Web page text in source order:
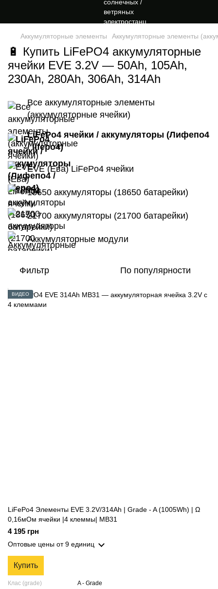
Аккумуляторные элементы Аккумуляторные элементы
🔋 Купить LiFePO4 аккумуляторные
ячейки EVE 3.2V — 50Ah, 105Ah,
230Ah, 280Ah, 306Ah, 314Ah
Все аккумуляторные элементы
(аккумуляторные ячейки)
LiFePo4 ячейки / аккумуляторы (Лифепо4
/ lifepo4)
EVE (Ева) LiFePo4 ячейки
18650 аккумуляторы (18650 батарейки)
21700 аккумуляторы (21700 батарейки)
Аккумуляторные модули
Фильтр По популярности
ВИДЕО
LiFePo4 Элементы EVE 3.2V/314Ah | Grade - A (1005Wh) | Ω
0,16мОм ячейки |4 клеммы| MB31
4 195 грн
Оптовые цены от 9 единиц
Купить
Клас (grade)
A - Grade